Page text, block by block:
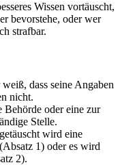
Wissen vortäuscht,
bevorstehe, oder wer
strafbar.
dass seine Angaben
nicht.
Behörde oder eine zur
Stelle.
wird eine
1) oder es wird
2).